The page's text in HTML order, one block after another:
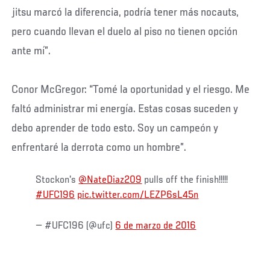
jitsu marcó la diferencia, podría tener más nocauts,
pero cuando llevan el duelo al piso no tienen opción
ante mí”.
Conor McGregor: “Tomé la oportunidad y el riesgo. Me
faltó administrar mi energía. Estas cosas suceden y
debo aprender de todo esto. Soy un campeón y
enfrentaré la derrota como un hombre”.
Stockon's @NateDiaz209 pulls off the finish!!!!!
#UFC196 pic.twitter.com/LEZP6sL45n
— #UFC196 (@ufc) 6 de marzo de 2016